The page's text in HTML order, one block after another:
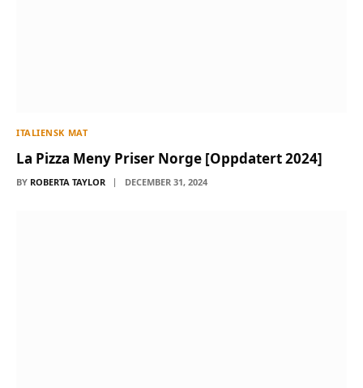
ITALIENSK MAT
La Pizza Meny Priser Norge [Oppdatert 2024]
BY ROBERTA TAYLOR DECEMBER 31, 2024